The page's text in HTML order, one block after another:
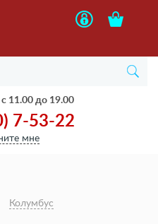
с 11.00 до 19.00
7-53-22
мне
Колумбус